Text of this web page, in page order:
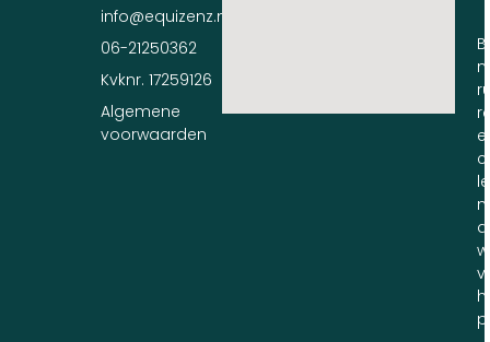
info@equizenz.nl
06-21250362
Kvknr. 17259126
Algemene
voorwaarden